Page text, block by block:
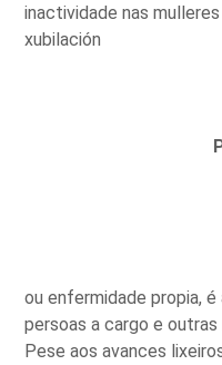
inactividade nas
xubilación
ou enfermidade propia,
persoas a cargo e
Pese aos avances